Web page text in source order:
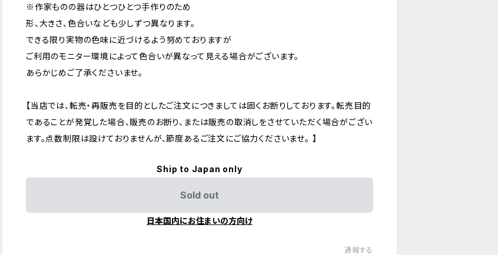
※作家ものの器はひとつひとつ手作りのため
形、大きさ、色合いなども少しずつ異なります。
できる限り実物の色味に近づけるよう努めておりますが
ご利用のモニター環境によって色合いが異なって見える場合がございます。
あらかじめご了承くださいませ。
【当店では、転売・再販売を目的としたご注文につきましては固くお断りしております。転売目的
であることが発覚した場合、販売のお断り、または販売の取消しをさせていただく場合がござい
ます。点数制限は設けておりませんが、節度あるご注文にご協力くださいませ。 】
Ship to Japan only
Sold out
日本国内にお住まいの方向け
通報する